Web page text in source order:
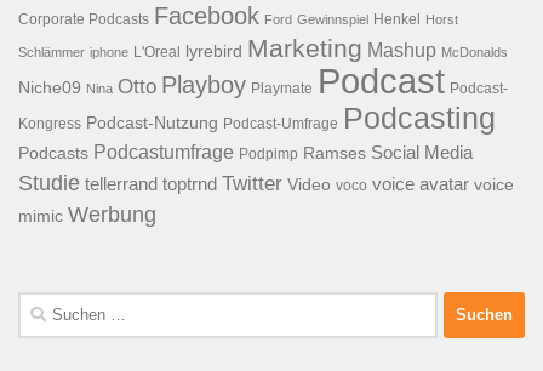
Corporate Podcasts Facebook Ford Gewinnspiel Henkel Horst
Schlämmer iphone L'Oreal lyrebird Marketing Mashup McDonalds
Niche09 Nina Otto Playboy Playmate Podcast Podcast-
Kongress Podcast-Nutzung Podcast-Umfrage Podcasting
Podcasts Podcastumfrage Podpimp Ramses Social Media
Studie tellerrand toptrnd Twitter Video voco voice avatar voice
mimic Werbung
Suchen
nach: